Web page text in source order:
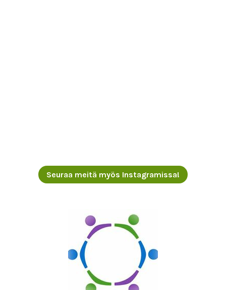
Seuraa meitä myös Instagramissa!